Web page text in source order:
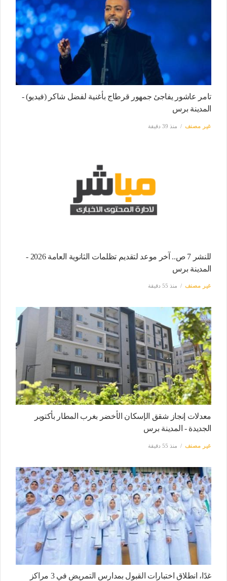
تامر عاشور يفاجئ جمهور قرطاج بأغنية لفضل شاكر (فيديو) -
المدينة برس
غير مصنف منذ 39 دقيقة
للنشر 7 ص.. آخر موعد لتقديم تظلمات الثانوية العامة 2026 -
المدينة برس
غير مصنف منذ 55 دقيقة
معدلات إنجاز شقق الإسكان الأخضر بغرب المطار بأكتوبر
الجديدة - المدينة برس
غير مصنف منذ 55 دقيقة
غدًا، انطلاق اختبارات القبول بمدارس التمريض في 3 مراكز